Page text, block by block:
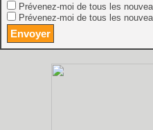
Prévenez-moi de tous les
Prévenez-moi de tous les